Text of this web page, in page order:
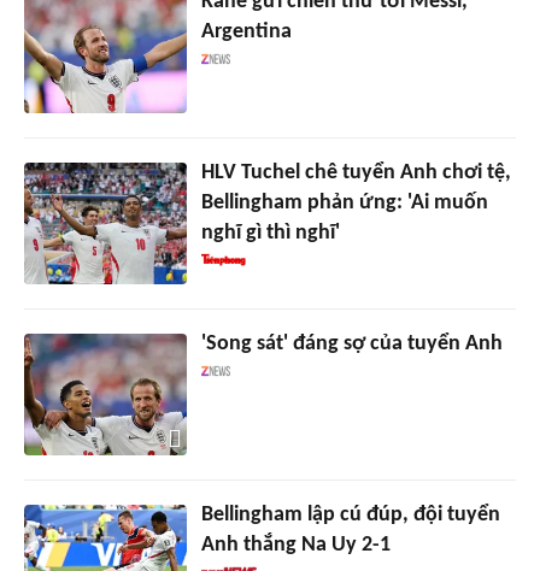
Argentina
HLV Tuchel chê tuyển Anh chơi tệ,
Bellingham phản ứng: 'Ai muốn
nghĩ gì thì nghĩ'
'Song sát' đáng sợ của tuyển Anh
Bellingham lập cú đúp, đội tuyển
Anh thắng Na Uy 2-1